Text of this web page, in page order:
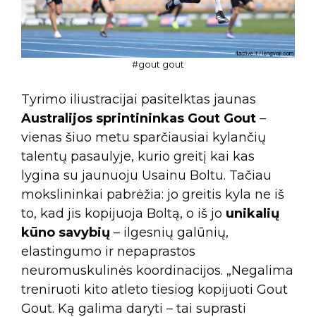
#gout gout
Tyrimo iliustracijai pasitelktas jaunas
Australijos sprintininkas Gout Gout –
vienas šiuo metu sparčiausiai kylančių
talentų pasaulyje, kurio greitį kai kas
lygina su jaunuoju Usainu Boltu. Tačiau
mokslininkai pabrėžia: jo greitis kyla ne iš
to, kad jis kopijuoja Boltą, o iš jo unikalių
kūno savybių – ilgesnių galūnių,
elastingumo ir nepaprastos
neuromuskulinės koordinacijos. „Negalima
treniruoti kito atleto tiesiog kopijuoti Gout
Gout. Ką galima daryti – tai suprasti